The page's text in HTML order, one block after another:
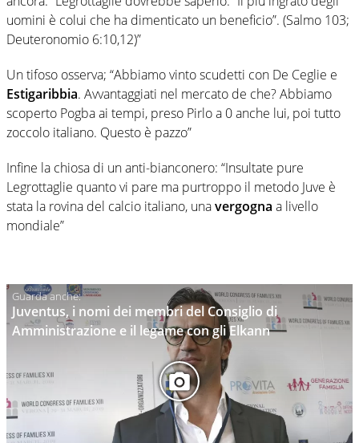
uomini è colui che ha dimenticato un beneficio”. (Salmo 103;
Deuteronomio 6:10,12)”
Un tifoso osserva; “Abbiamo vinto scudetti con De Ceglie e
Estigaribbia. Avvantaggiati nel mercato de che? Abbiamo
scoperto Pogba ai tempi, preso Pirlo a 0 anche lui, poi tutto
zoccolo italiano. Questo è pazzo”
Infine la chiosa di un anti-bianconero: “Insultate pure
Legrottaglie quanto vi pare ma purtroppo il metodo Juve è
stata la rovina del calcio italiano, unavergogna a livello
mondiale”
Juventus, i nomi dei membri del Consiglio di
Amministrazione e il legame con gli Elkann